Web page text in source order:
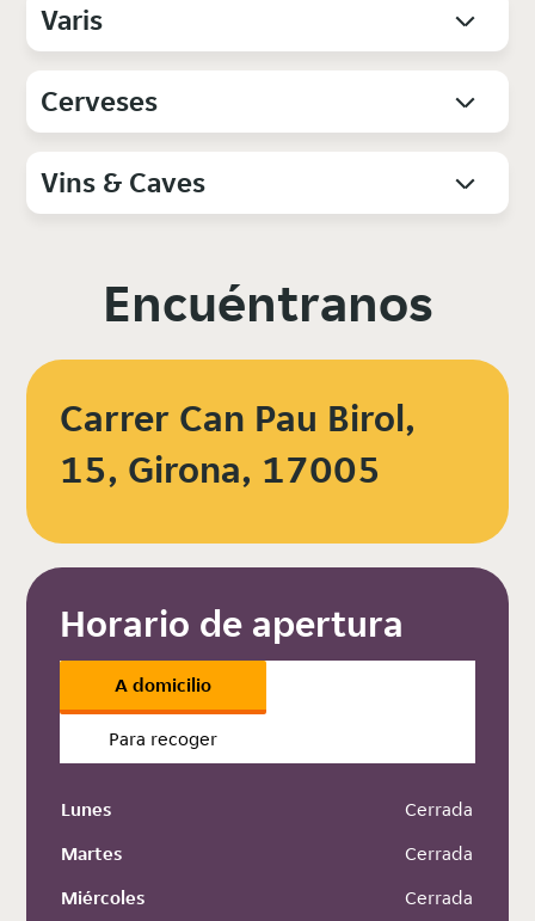
Varis
Cerveses
Vins & Caves
Encuéntranos
Carrer Can Pau Birol,
15, Girona, 17005
Horario de apertura
A domicilio
Para recoger
Lunes
Cerrada
Martes
Cerrada
Miércoles
Cerrada